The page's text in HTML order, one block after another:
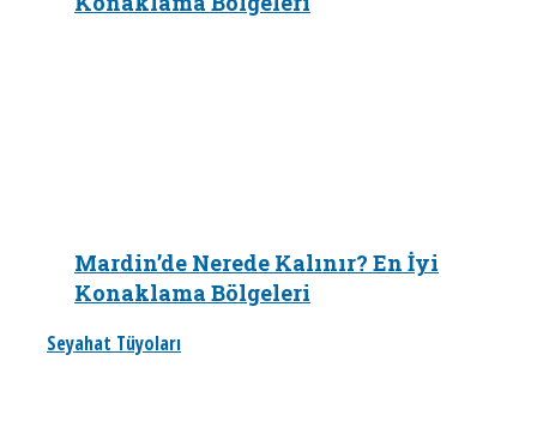
Mardin’de Nerede Kalınır? En İyi
Konaklama Bölgeleri
Seyahat Tüyoları